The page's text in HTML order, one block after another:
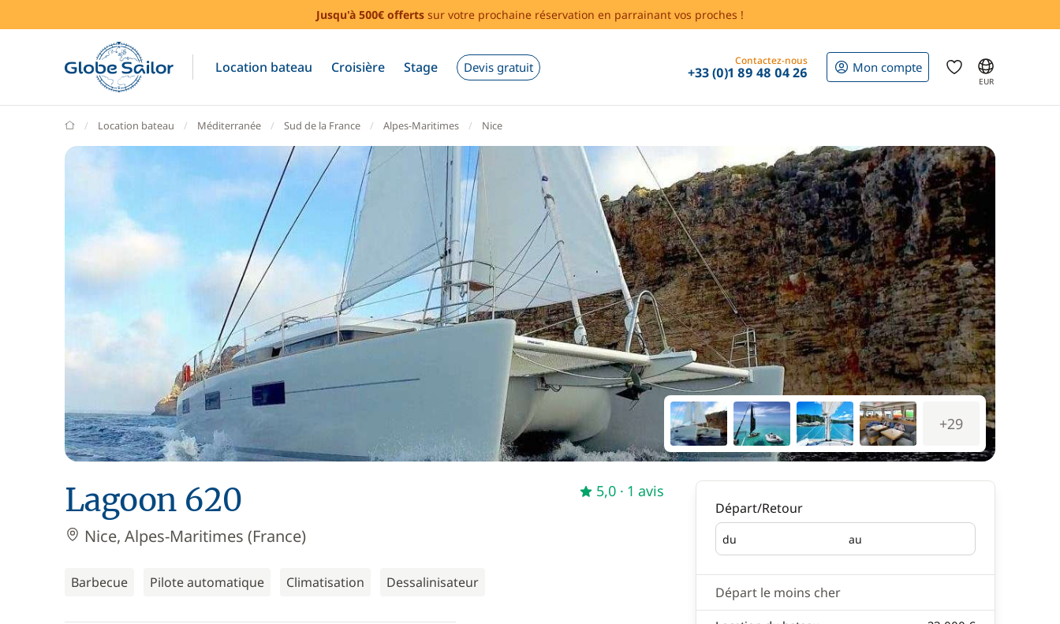
Jusqu'à 500€ offerts sur votre prochaine réservation en parrainant vos proches !
Location bateau Croisière Stage Devis gratuit Contactez-nous
+33 (0)1 89 48 04 26 Mon compte
EUR
GlobeSailor
Location bateau Méditerranée Sud de la France Alpes-Maritimes Nice
+29
Lagoon 620
Nice, Alpes-Maritimes (France)
Barbecue Pilote automatique Climatisation Dessalinisateur
5,0 · 1 avis
Départ/Retour
du
Départ au
Retour
Départ le moins cher